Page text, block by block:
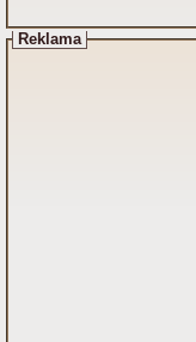
Reklama